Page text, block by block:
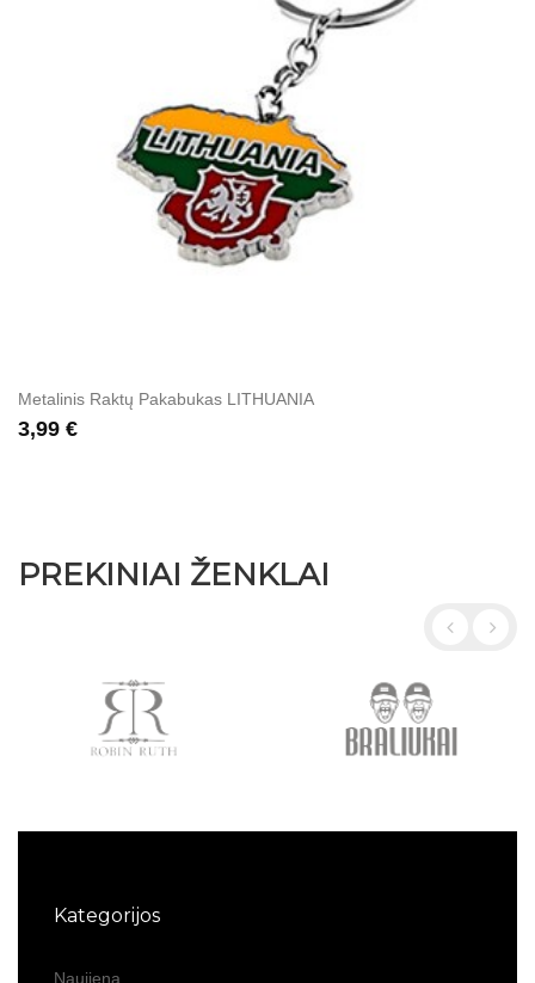
Metalinis Raktų Pakabukas LITHUANIA
3,99 €
PREKINIAI ŽENKLAI
Kategorijos
Naujiena